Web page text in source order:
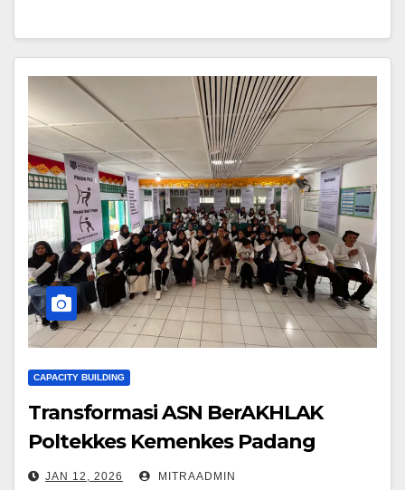
CAPACITY BUILDING
Transformasi ASN BerAKHLAK
Poltekkes Kemenkes Padang
JAN 12, 2026 MITRAADMIN